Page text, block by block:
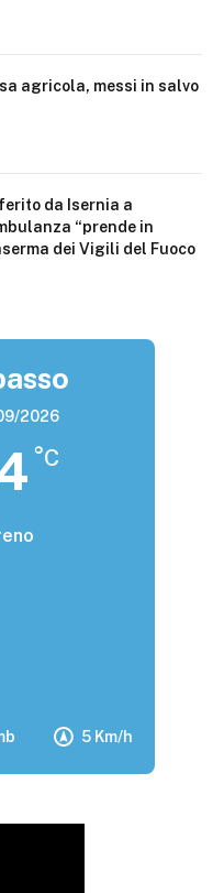
agricola, messi in salvo
da Isernia a
“prende in
dei Vigili del Fuoco
2026
°C
5 Km/h